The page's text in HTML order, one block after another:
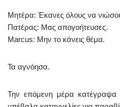
Μητέρα: Έκανες όλους να
Πατέρας: Μας απογοήτευσες.
Marcus: Μην το κάνεις θέμα.
Τα αγνόησα.
Την επόμενη μέρα κατέγραψα